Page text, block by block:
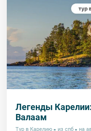
Легенды
Валаам
Тур в Карелию из спб на